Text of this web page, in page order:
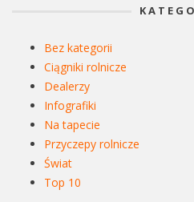
Bez kategorii
Ciągniki rolnicze
Dealerzy
Infografiki
Na tapecie
Przyczepy rolnicze
Świat
Top 10
CIĄGNIKI ROLNICZE
RANKING CIĄGNIKÓW